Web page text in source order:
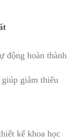
động hoàn thành
giảm thiểu
kế khoa học